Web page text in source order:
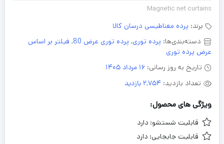
Magnetic net curtains
برند: پرده مغناطیسی درسان کالا
دسته‌بندی‌ها: پرده توری, پرده توری عرض 80 , فیلتر بر اساس
عرض پرده توری
تاریخ به روز رسانی: 16 مرداد 1405
تعداد بازدید: 2,754 بازدید
ویژگی های محصول:
قابلیت شستشو: دارد
قابلیت جابجایی: دارد